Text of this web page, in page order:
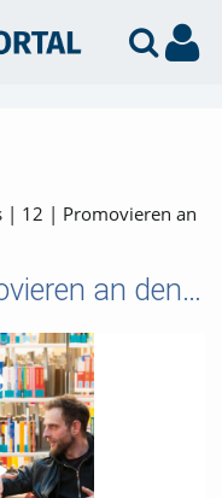
| 12 | Promovieren an
Cube Talks | 12 | Promovieren an den Promotionszentren der HoMe